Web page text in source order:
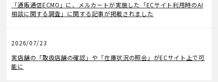
「通販通信ECMO」に、メルカートが実施した「ECサイト利用時のAI
相談に関する調査」に関する記事が掲載されました
2026/07/23
実店舗の「取扱店舗の確認」や「在庫状況の照会」がECサイト上で可
能に